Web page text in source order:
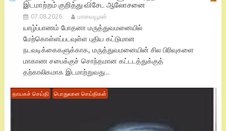
இடமாற்றம் குறித்து விசேட ஆலோசனை
07.08.2026 மாவையூரன்
யாழ்ப்பாணம் போதனா மருத்துவமனையில்
மேற்கொள்ளப்படவுள்ள புதிய கட்டுமான
நடவடிக்கைகளுக்காக, மருத்துவமனையின் சில பிரிவுகளை
மாகாண சபைக்குச் சொந்தமான கட்டடத்துக்குத்
தற்காலிகமாக இடமாற்றுவது...
தாயகச் செய்தி பொதுவான செய்திகள்